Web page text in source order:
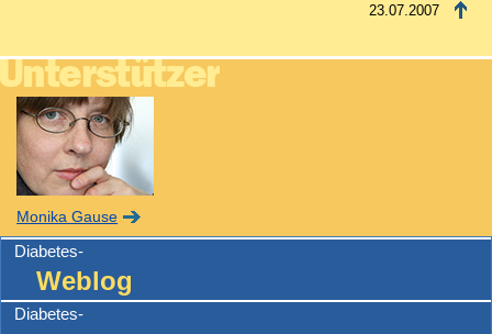
23.07.2007
Monika Gause
Diabetes-
Weblog
Diabetes-